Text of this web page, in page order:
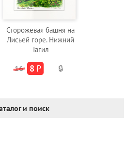
Сторожевая башня на
Лисьей горе. Нижний
Тагил
16 8 ₽ 🔒
и поиск